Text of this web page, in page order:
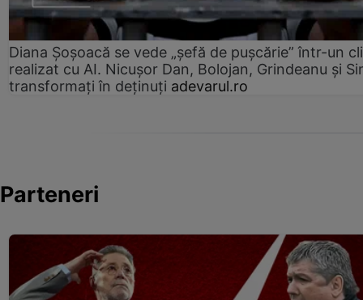
Diana Șoșoacă se vede „șefă de pușcărie” într-un
realizat cu AI. Nicușor Dan, Bolojan, Grindeanu și
transformați în deținuți adevarul.ro
Parteneri